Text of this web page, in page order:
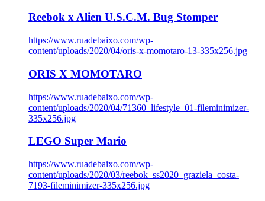
Reebok x Alien U.S.C.M. Bug Stomper
https://www.ruadebaixo.com/wp-
content/uploads/2020/04/oris-x-momotaro-13-335x256.jpg
ORIS X MOMOTARO
https://www.ruadebaixo.com/wp-
content/uploads/2020/04/71360_lifestyle_01-fileminimizer-
335x256.jpg
LEGO Super Mario
https://www.ruadebaixo.com/wp-
content/uploads/2020/03/reebok_ss2020_graziela_costa-
7193-fileminimizer-335x256.jpg